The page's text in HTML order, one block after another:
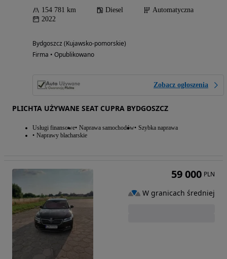
154 781 km Diesel
Automatyczna
2022
Bydgoszcz (Kujawsko-pomorskie)
Firma • Opublikowano
Zobacz ogłoszenia
PLICHTA UŻYWANE SEAT CUPRA BYDGOSZCZ
Usługi finansowe Naprawa samochodów Szybka naprawa
Naprawy blacharskie
59 000 PLN
W granicach średniej